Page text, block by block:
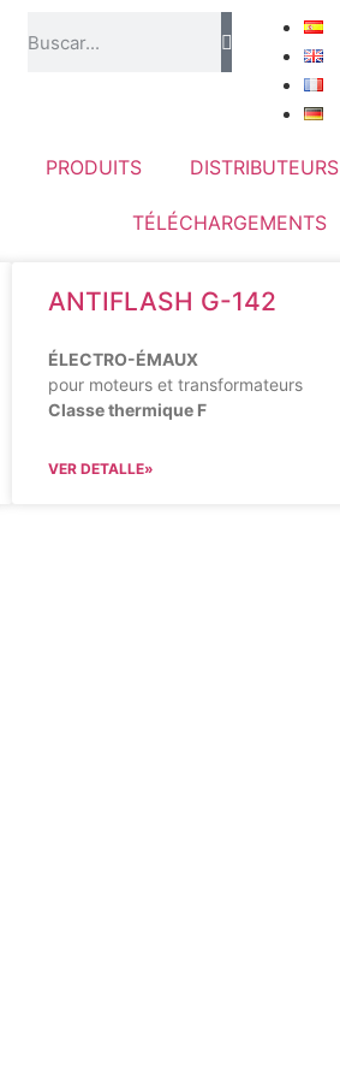
PRODUITS DISTRIBUTEURS
TÉLÉCHARGEMENTS
ANTIFLASH G-142
ÉLECTRO-ÉMAUX
pour moteurs et transformateurs
Classe thermique F
VER DETALLE»